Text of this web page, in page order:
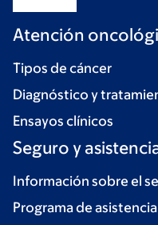
Atención
Tipos de cáncer
Diagnóstico y
Ensayos clínicos
Seguro y
Información sobre el
Programa de